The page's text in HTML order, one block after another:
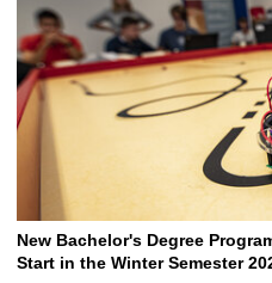
New Bachelor's Degree
Start in the Winter Semester